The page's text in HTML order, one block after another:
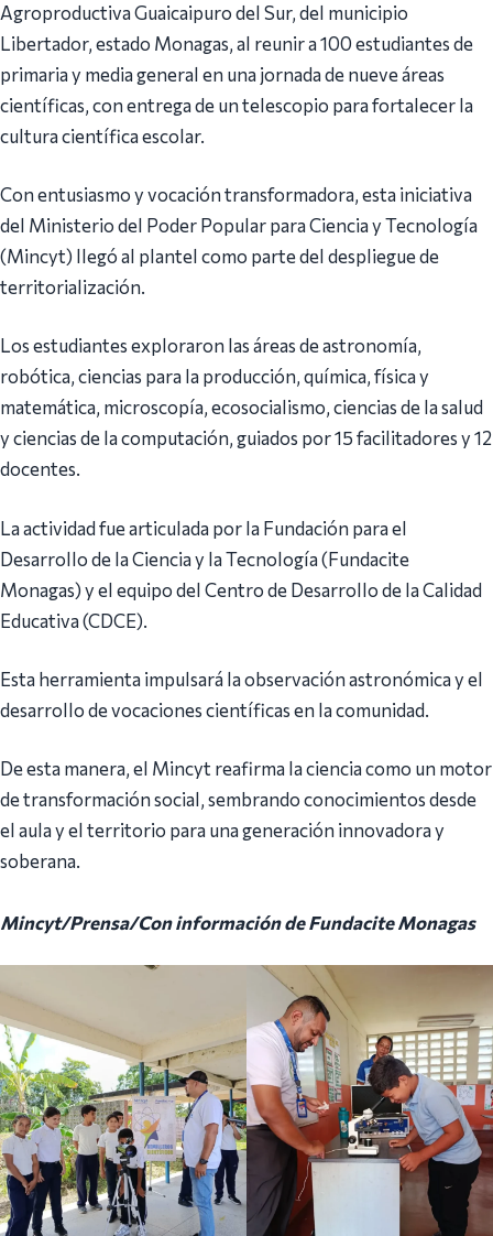
Agroproductiva Guaicaipuro del Sur, del municipio
Libertador, estado Monagas, al reunir a 100 estudiantes de
primaria y media general en una jornada de nueve áreas
científicas, con entrega de un telescopio para fortalecer la
cultura científica escolar.
Con entusiasmo y vocación transformadora, esta iniciativa
del Ministerio del Poder Popular para Ciencia y Tecnología
(Mincyt) llegó al plantel como parte del despliegue de
territorialización.
Los estudiantes exploraron las áreas de astronomía,
robótica, ciencias para la producción, química, física y
matemática, microscopía, ecosocialismo, ciencias de la salud
y ciencias de la computación, guiados por 15 facilitadores y 12
docentes.
La actividad fue articulada por la Fundación para el
Desarrollo de la Ciencia y la Tecnología (Fundacite
Monagas) y el equipo del Centro de Desarrollo de la Calidad
Educativa (CDCE).
Esta herramienta impulsará la observación astronómica y el
desarrollo de vocaciones científicas en la comunidad.
De esta manera, el Mincyt reafirma la ciencia como un motor
de transformación social, sembrando conocimientos desde
el aula y el territorio para una generación innovadora y
soberana.
Mincyt/Prensa/Con información de Fundacite Monagas